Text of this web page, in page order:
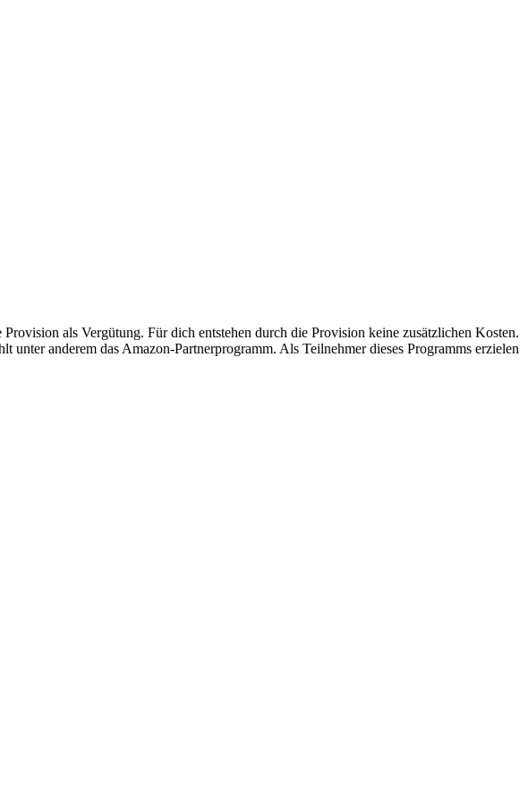
als Vergütung. Für dich entstehen durch die Provision keine zusätzlichen Kosten.
anderem das Amazon-Partnerprogramm. Als Teilnehmer dieses Programms erzielen